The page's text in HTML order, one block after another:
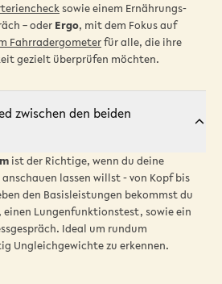
sowie einem Ernährungs-
– oder Ergo, mit dem Fokus auf
Fahrradergometerfür alle, die ihre
gezielt überprüfen möchten.
zwischen den beiden
ist der Richtige, wenn du deine
lassen willst - von Kopf bis
den Basisleistungen bekommst du
einen Lungenfunktionstest, sowie ein
Ideal um rundum
Ungleichgewichte zu erkennen.